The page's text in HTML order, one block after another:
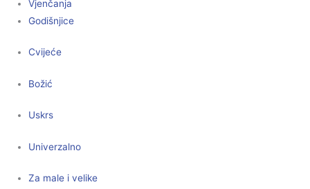
Vjenčanja
Godišnjice
Cvijeće
Božić
Uskrs
Univerzalno
Za male i velike